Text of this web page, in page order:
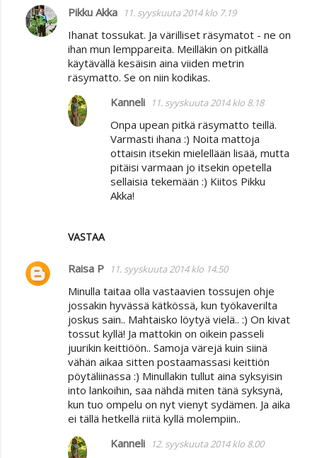
Pikku Akka 11. syyskuuta 2014 klo 7.19
Ihanat tossukat. Ja värilliset räsymatot - ne on
ihan mun lemppareita. Meilläkin on pitkällä
käytävällä kesäisin aina viiden metrin
räsymatto. Se on niin kodikas.
VASTAA
Kanneli 11. syyskuuta 2014 klo 8.18
Onpa upean pitkä räsymatto teillä.
Varmasti ihana :) Noita mattoja
ottaisin itsekin mielellään lisää, mutta
pitäisi varmaan jo itsekin opetella
sellaisia tekemään :) Kiitos Pikku
Akka!
Raisa P 11. syyskuuta 2014 klo 14.50
Minulla taitaa olla vastaavien tossujen ohje
jossakin hyvässä kätkössä, kun työkaverilta
joskus sain.. Mahtaisko löytyä vielä.. :) On kivat
tossut kyllä! Ja mattokin on oikein passeli
juurikin keittiöön.. Samoja värejä kuin siinä
vähän aikaa sitten postaamassasi keittiön
pöytäliinassa :) Minullakin tullut aina syksyisin
into lankoihin, saa nähdä miten tänä syksynä,
kun tuo ompelu on nyt vienyt sydämen. Ja aika
ei tällä hetkellä riitä kyllä molempiin..
Kanneli 12. syyskuuta 2014 klo 8.00